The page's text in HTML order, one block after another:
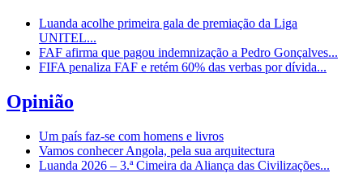
Luanda acolhe primeira gala de premiação da Liga
UNITEL...
FAF afirma que pagou indemnização a Pedro Gonçalves...
FIFA penaliza FAF e retém 60% das verbas por dívida...
Opinião
Um país faz-se com homens e livros
Vamos conhecer Angola, pela sua arquitectura
Luanda 2026 – 3.ª Cimeira da Aliança das Civilizações...